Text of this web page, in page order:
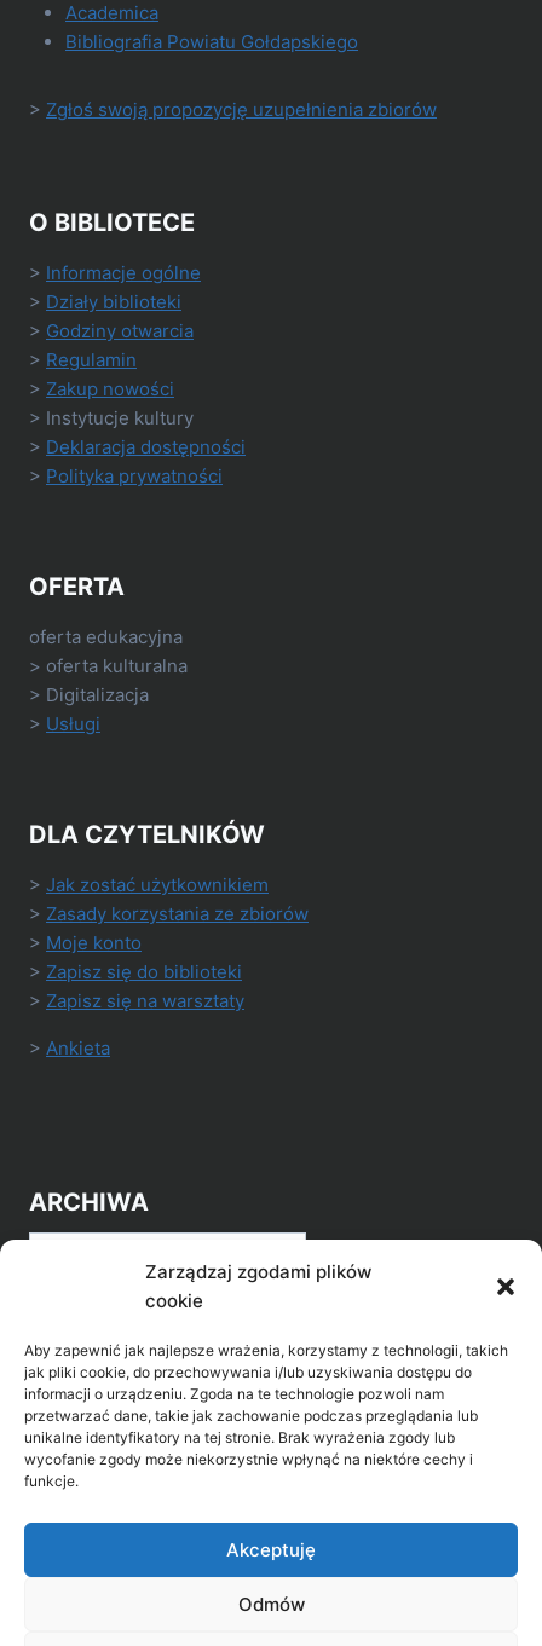
Zarządzaj zgodami plików
cookie
Aby zapewnić jak najlepsze wrażenia, korzystamy z technologii, takich
jak pliki cookie, do przechowywania i/lub uzyskiwania dostępu do
informacji o urządzeniu. Zgoda na te technologie pozwoli nam
przetwarzać dane, takie jak zachowanie podczas przeglądania lub
unikalne identyfikatory na tej stronie. Brak wyrażenia zgody lub
wycofanie zgody może niekorzystnie wpłynąć na niektóre cechy i
funkcje.
Akceptuję
Odmów
Academica
Bibliografia Powiatu Gołdapskiego
> Zgłoś swoją propozycję uzupełnienia zbiorów
O BIBLIOTECE
> Informacje ogólne
> Działy biblioteki
> Godziny otwarcia
> Regulamin
> Zakup nowości
> Instytucje kultury
> Deklaracja dostępności
> Polityka prywatności
OFERTA
oferta edukacyjna
> oferta kulturalna
> Digitalizacja
> Usługi
DLA CZYTELNIKÓW
> Jak zostać użytkownikiem
> Zasady korzystania ze zbiorów
> Moje konto
> Zapisz się do biblioteki
> Zapisz się na warsztaty
> Ankieta
ARCHIWA
Archiwa
POZNAJ LEPIEJ NASZ REGION
>Gołdap Mazurski Zdrój